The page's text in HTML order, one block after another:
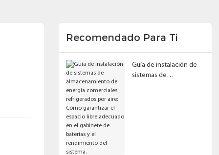
Recomendado Para Ti
Guía de instalación de
sistemas de